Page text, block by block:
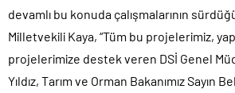
devamlı bu konuda çalışmalarının
Milletvekili Kaya, “Tüm bu projelerimiz,
projelerimize destek veren DSİ Genel
Yıldız, Tarım ve Orman Bakanımız Sayın